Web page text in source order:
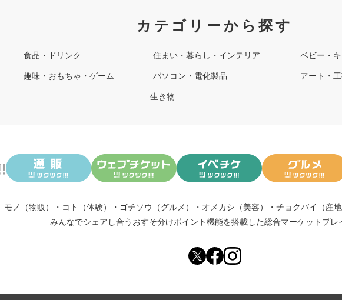
カテゴリーから探す
食品・ドリンク 住まい・暮らし・インテリア ベビー・
趣味・おもちゃ・ゲーム パソコン・電化製品 アート・
生き物
モノ（物販） ・ コト（体験） ・ ゴチソウ（グルメ） ・ オメカシ（美容） ・ チョクバイ（産地
みんなでシェアし合う おすそ分けポイント機能を搭載した総合マーケットプレ